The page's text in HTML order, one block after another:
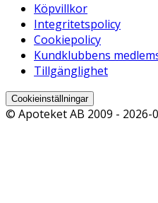
Köpvillkor
Integritetspolicy
Cookiepolicy
Kundklubbens
Tillgänglighet
Cookieinställningar
© Apoteket AB 2009 - 2026-